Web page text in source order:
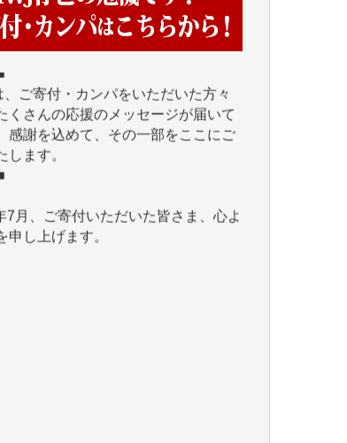
、ご寄付・カンパをいただいた方々
感謝を込めて、その一部をここにご
します。
7月、ご寄付いただいた皆さま、心よ
ヤスアキ 様
恵美香 様